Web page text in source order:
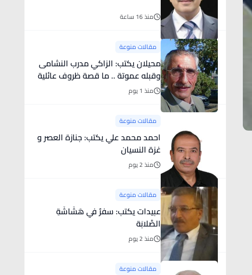
منذ 16 ساعة
مقالات منوعة
محيلان يكتب: الزاكي مدرب النشامى
وقبله عموتة .. ما قصة ظروف عائلية
.. ؟منذ 1 يوم
مقالات منوعة
احمد محمد علي يكتب: جنازة العصر و
غزة النسيان
منذ 2 يوم
مقالات منوعة
عبيدات يكتب: سفرٌ في هَشَاشَةِ
الصَّلابَة
منذ 2 يوم
مقالات منوعة